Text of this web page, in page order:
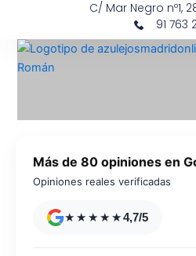
contenido
C/ Mar Negro nº1,
91 763
Más de 80 opiniones en
Opiniones reales verificadas
★★★★★4,7/5